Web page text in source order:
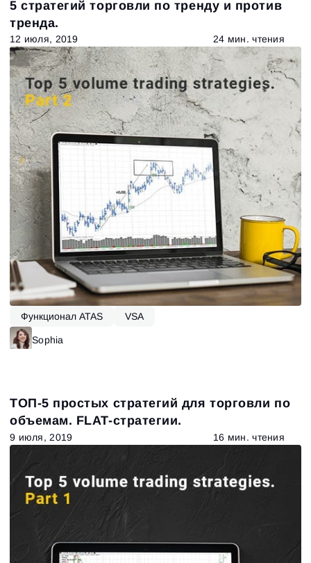
673 Results found
Apply filters
5 стратегий торговли по тренду и против
тренда.
12 июля, 2019 24 мин. чтения
Функционал ATAS VSA
Sophia
ТОП-5 простых стратегий для торговли по
объемам. FLAT-стратегии.
9 июля, 2019 16 мин. чтения